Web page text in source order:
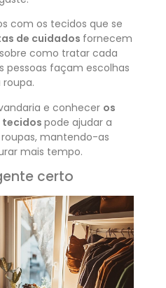
com os tecidos que se
de cuidados fornecem
como tratar cada
pessoas façam escolhas
e conhecer os
tecidos pode ajudar a
mantendo-as
mais tempo.
certo